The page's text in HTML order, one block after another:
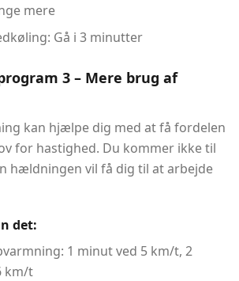
mere
Gå i 3 minutter
3 – Mere brug af
kan hjælpe dig med at få fordelen
for hastighed. Du kommer ikke til
hældningen vil få dig til at arbejde
det:
1 minut ved 5 km/t, 2
km/t